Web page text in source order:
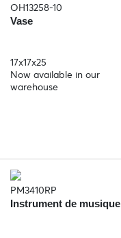
OH13258-10
Vase
17x17x25
Now available in our
warehouse
PM3410RP
Instrument de musique